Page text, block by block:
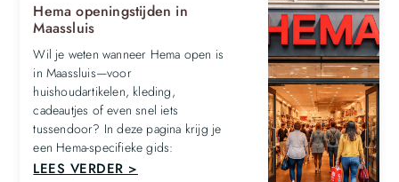
Hema openingstijden in
Maassluis
Wil je weten wanneer Hema open is
in Maassluis—voor
huishoudartikelen, kleding,
cadeautjes of even snel iets
tussendoor? In deze pagina krijg je
een Hema-specifieke gids:
LEES VERDER >